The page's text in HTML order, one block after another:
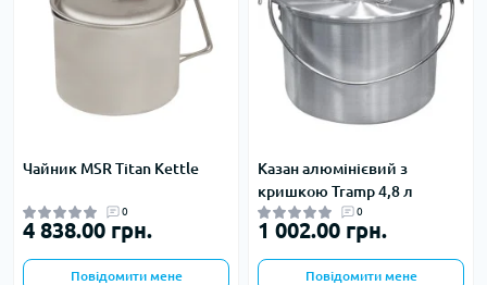
Чайник MSR Titan Kettle
0
4 838.00 грн.
Повідомити мене
Казан алюмінієвий з
кришкою Tramp 4,8 л
0
1 002.00 грн.
Повідомити мене